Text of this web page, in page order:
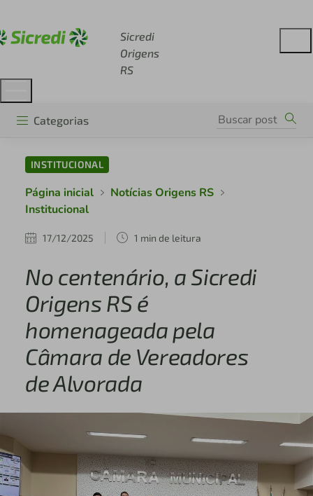
Sicredi
Origens
RS
Categorias
INSTITUCIONAL
Página inicial
Notícias Origens RS
Institucional
17/12/2025 1 min de leitura
No centenário, a Sicredi
Origens RS é
homenageada pela
Câmara de Vereadores
de Alvorada